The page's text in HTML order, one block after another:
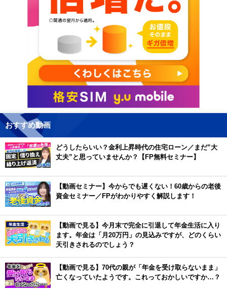
おすすめ動画
どうしたらいい？金利上昇時代の住宅ローン／まだ”大
丈夫”と思っていませんか？【FP無料セミナー】
【動画セミナー】今からでも遅くない！60歳からの老後
資金セミナー／FPがわかりやすく解説します！
【動画で見る】今月末で完全に引退して年金生活に入り
ます。年金は「月20万円」の見込みですが、どのくらい
天引きされるのでしょう？
【動画で見る】70代の親が「年金を受け取らないまま」
亡くなっていたようです。これっておかしいですか…？